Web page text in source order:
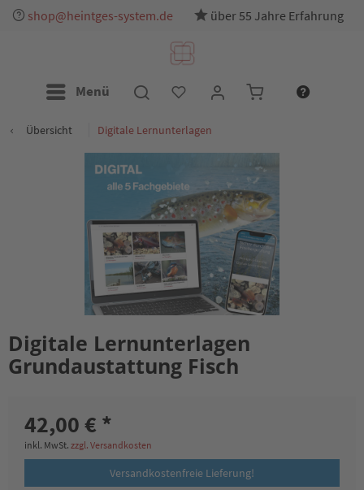
shop@heintges-system.de über 55 Jahre Erfahrung
Menü
Übersicht Digitale Lernunterlagen
Digitale Lernunterlagen
Grundaustattung Fisch
42,00 € *
inkl. MwSt. zzgl. Versandkosten
Versandkostenfreie Lieferung!